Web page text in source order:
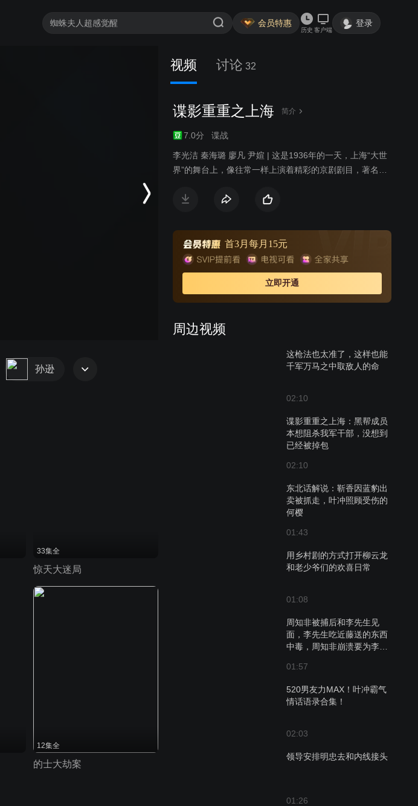
会员特惠
历史 客户端
登录
视频 讨论 32
谍影重重之上海 简介
7.0分 谍战
李光洁 秦海璐 廖凡 尹媗 | 这是1936年的一天，上海“大世
界”的舞台上，像往常一样上演着精彩的京剧剧目，著名京
一式，博得台下观众阵阵喝彩，此时，在几双机警目光紧
员，奉命抓捕邹凯林，身手不凡的邹凯林妙施轻功，摆脱
了包围，带着戏装跑到了街上，无奈对方已撒下大网，邹
凯林被俘。邹凯林的真实身份是中共上海地下党情报六局
的行动科科长，他的被俘一时间使中共地下党组织陷入被
动，他们立刻行动，撤销联络站、转移家属、制定营救方
项工作。指挥抓捕邹凯林的正是向亦鹏的好友，黄埔军校
的公开身份是上海东亚大酒店的经理。面对危局，向亦鹏
启用我地下组织在军统内部的卧底“猫眼”，探明了押解邹凯
首3月每月15元
立即开通
周边视频
这枪法也太准了，这样也能
千军万马之中取敌人的命
02:10
谍影重重之上海：黑帮成员
本想阻杀我军干部，没想到
已经被掉包
02:10
东北话解说：靳香因蓝豹出
卖被抓走，叶冲照顾受伤的
何樱
01:43
用乡村剧的方式打开柳云龙
和老少爷们的欢喜日常
01:08
周知非被捕后和李先生见
面，李先生吃近藤送的东西
中毒，周知非崩溃要为李先
01:57
520男友力MAX！叶冲霸气
情话语录合集！
02:03
领导安排明忠去和内线接头
01:26
孙逊
33集全
惊天大迷局
12集全
的士大劫案